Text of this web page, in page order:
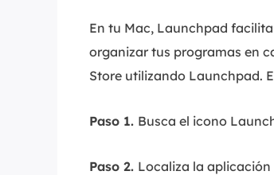
En tu Mac, Launchpad
organizar tus programas en
Store utilizando Launchpad.
Paso 1. Busca el icono
Paso 2. Localiza la aplicación